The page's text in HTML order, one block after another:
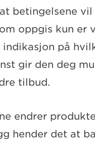
betingelsene
oppgis kun er
på
gir den deg
tilbud.
endrer
hender det at